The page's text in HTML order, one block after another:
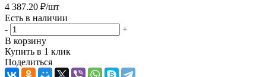
4 387.20 ₽/шт
Есть в наличии
-
+
В корзину
Купить в 1 клик
Поделиться